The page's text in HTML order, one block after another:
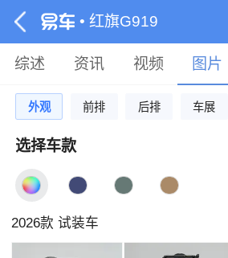
• 红旗G919
综述 资讯 视频 图片
外观 前排 后排 车展
选择车款
2026款 试装车